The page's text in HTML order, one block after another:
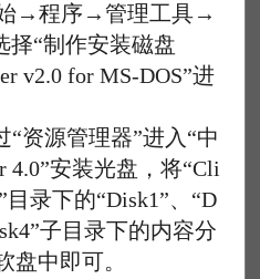
始→程序→管理工具→
择“制作安装磁盘
v2.0 for MS-DOS”进
源管理器”进入“中
4.0”安装光盘，将“Cli
录下的“Disk1”、“D
子目录下的内容分
盘中即可。